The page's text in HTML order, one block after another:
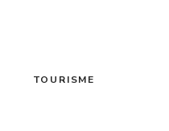
TOURISME